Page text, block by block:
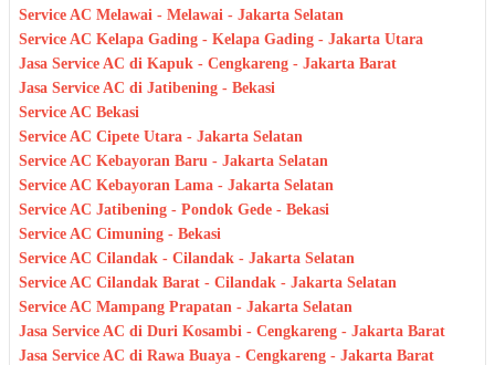
Service AC Melawai - Melawai - Jakarta Selatan
Service AC Kelapa Gading - Kelapa Gading - Jakarta Utara
Jasa Service AC di Kapuk - Cengkareng - Jakarta Barat
Jasa Service AC di Jatibening - Bekasi
Service AC Bekasi
Service AC Cipete Utara - Jakarta Selatan
Service AC Kebayoran Baru - Jakarta Selatan
Service AC Kebayoran Lama - Jakarta Selatan
Service AC Jatibening - Pondok Gede - Bekasi
Service AC Cimuning - Bekasi
Service AC Cilandak - Cilandak - Jakarta Selatan
Service AC Cilandak Barat - Cilandak - Jakarta Selatan
Service AC Mampang Prapatan - Jakarta Selatan
Jasa Service AC di Duri Kosambi - Cengkareng - Jakarta Barat
Jasa Service AC di Rawa Buaya - Cengkareng - Jakarta Barat